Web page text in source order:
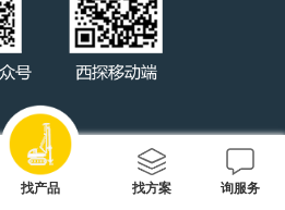
找产品 找方案 询服务